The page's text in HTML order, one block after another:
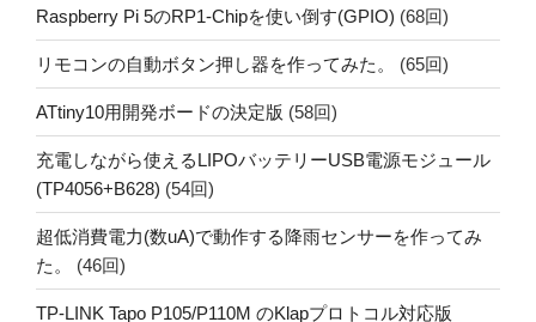
Raspberry Pi 5のRP1-Chipを使い倒す(GPIO) (68回)
リモコンの自動ボタン押し器を作ってみた。 (65回)
ATtiny10用開発ボードの決定版 (58回)
充電しながら使えるLIPOバッテリーUSB電源モジュール
(TP4056+B628) (54回)
超低消費電力(数uA)で動作する降雨センサーを作ってみ
た。
(46回)
TP-LINK Tapo P105/P110M のKlapプロトコル対応版